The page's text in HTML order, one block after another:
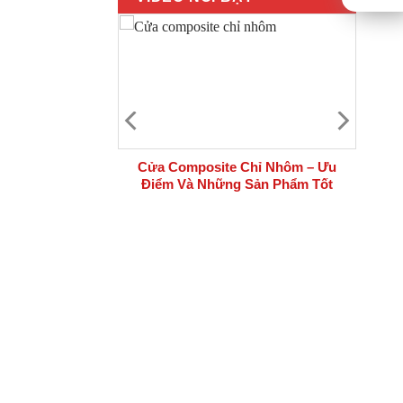
Cửa Composite Chỉ Nhôm – Ưu
Điểm Và Những Sản Phẩm Tốt